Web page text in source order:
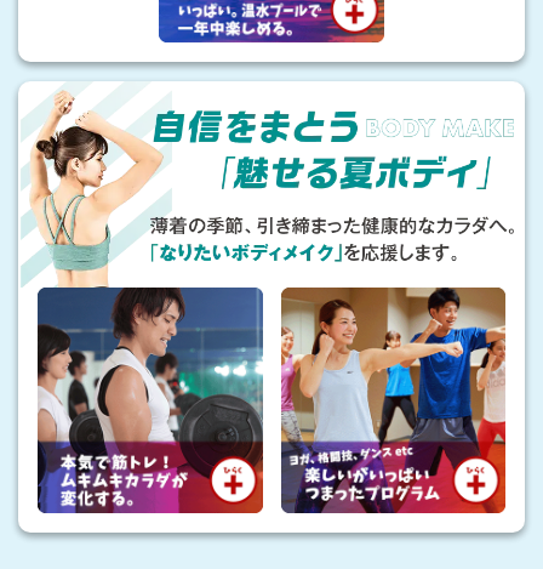
に
負
け
な
い
健
や
か
な
カ
ラ
ダ
自
信
を
ま
と
う
「
魅
せ
る
夏
ボ
デ